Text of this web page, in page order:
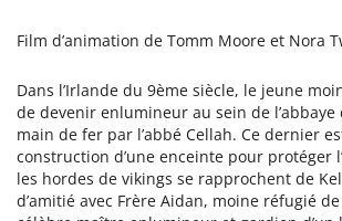
Film d’animation de Tomm Moore et Nora
Dans l’Irlande du 9ème siècle, le jeune
de devenir enlumineur au sein de
main de fer par l’abbé Cellah. Ce dernier
construction d’une enceinte pour protéger
les hordes de vikings se rapprochent de
d’amitié avec Frère Aidan, moine réfugié de